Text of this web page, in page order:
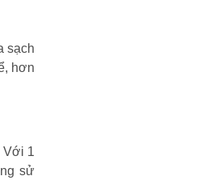
sạch
hơn
Với 1
sử